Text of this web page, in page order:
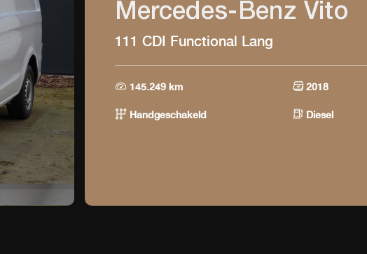
Mercedes-Benz Vito
111 CDI Functional Lang
145.249 km 2018
Handgeschakeld Diesel